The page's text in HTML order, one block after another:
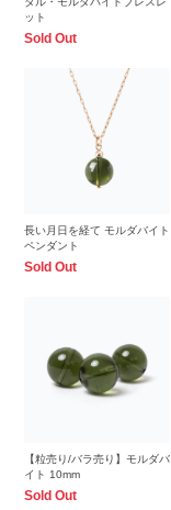
ット
Sold Out
長い月日を経て モルダバイト
ペンダント
Sold Out
【粒売り/バラ売り】モルダバ
イト 10mm
Sold Out